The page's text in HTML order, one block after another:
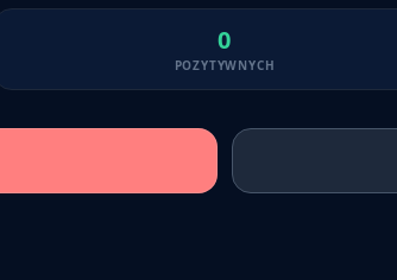
0
POZYTYWNYCH